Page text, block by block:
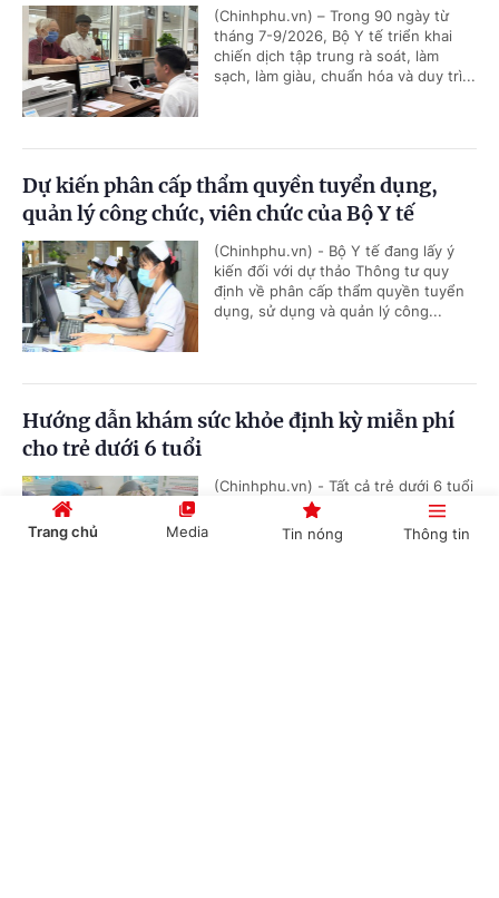
(Chinhphu.vn) – Trong 90 ngày từ
tháng 7-9/2026, Bộ Y tế triển khai
chiến dịch tập trung rà soát, làm
sạch, làm giàu, chuẩn hóa và duy trì...
Dự kiến phân cấp thẩm quyền tuyển dụng,
quản lý công chức, viên chức của Bộ Y tế
(Chinhphu.vn) - Bộ Y tế đang lấy ý
kiến đối với dự thảo Thông tư quy
định về phân cấp thẩm quyền tuyển
dụng, sử dụng và quản lý công...
Hướng dẫn khám sức khỏe định kỳ miễn phí
cho trẻ dưới 6 tuổi
(Chinhphu.vn) - Tất cả trẻ dưới 6 tuổi
trên toàn quốc sẽ được khám sức
khỏe định kỳ miễn phí ít nhất mỗi
năm một lần nhằm đánh giá tình...
Trang chủ Media Tin nóng Thông tin